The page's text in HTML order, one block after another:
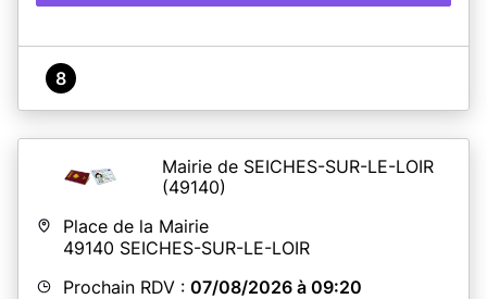
8
Mairie de SEICHES-SUR-LE-LOIR
(49140)
Place de la Mairie
49140 SEICHES-SUR-LE-LOIR
Prochain RDV : 07/08/2026 à 09:20